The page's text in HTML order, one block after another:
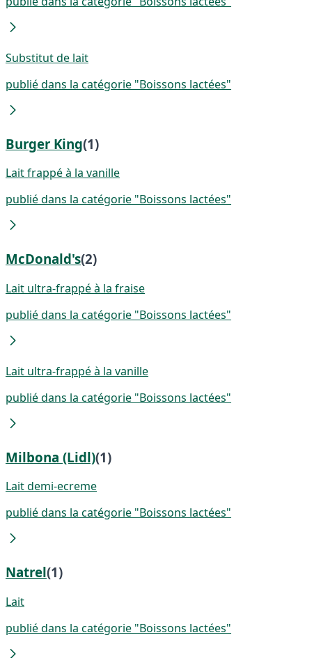
Substitut de lait
publié dans la catégorie "Boissons lactées"
Burger King(1)
Lait frappé à la vanille
publié dans la catégorie "Boissons lactées"
McDonald's(2)
Lait ultra-frappé à la fraise
publié dans la catégorie "Boissons lactées"
Lait ultra-frappé à la vanille
publié dans la catégorie "Boissons lactées"
Milbona (Lidl)(1)
Lait demi-ecreme
publié dans la catégorie "Boissons lactées"
Natrel(1)
Lait
publié dans la catégorie "Boissons lactées"